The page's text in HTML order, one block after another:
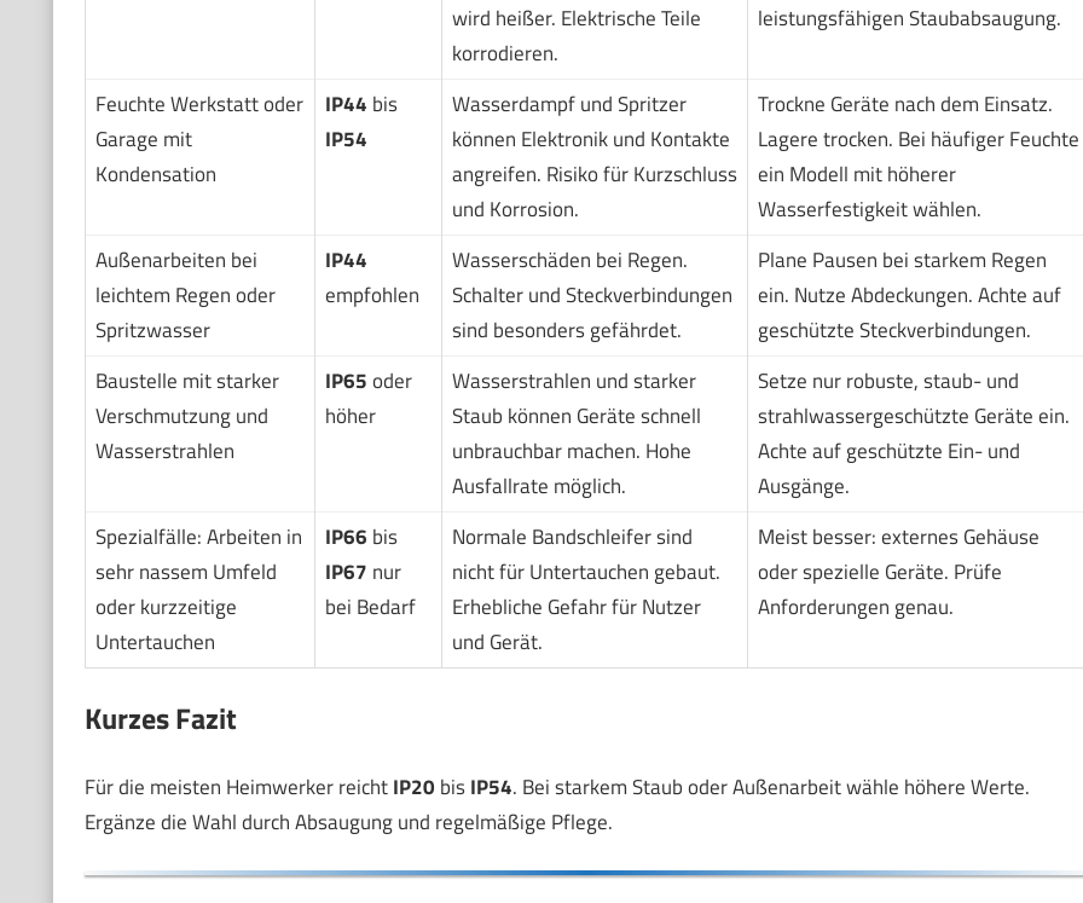
wird heißer. Elektrische Teile
korrodieren.
leistungsfähigen Staubabsaugung.
Feuchte Werkstatt oder
Garage mit
Kondensation
IP44 bis
IP54
Wasserdampf und Spritzer
können Elektronik und Kontakte
angreifen. Risiko für Kurzschluss
und Korrosion.
Trockne Geräte nach dem Einsatz.
Lagere trocken. Bei häufiger Feuchte
ein Modell mit höherer
Wasserfestigkeit wählen.
Außenarbeiten bei
leichtem Regen oder
Spritzwasser
IP44
empfohlen
Wasserschäden bei Regen.
Schalter und Steckverbindungen
sind besonders gefährdet.
Plane Pausen bei starkem Regen
ein. Nutze Abdeckungen. Achte auf
geschützte Steckverbindungen.
Baustelle mit starker
Verschmutzung und
Wasserstrahlen
IP65oder
höher
Wasserstrahlen und starker
Staub können Geräte schnell
unbrauchbar machen. Hohe
Ausfallrate möglich.
Setze nur robuste, staub- und
strahlwassergeschützte Geräte ein.
Achte auf geschützte Ein- und
Ausgänge.
Spezialfälle: Arbeiten in
sehr nassem Umfeld
oder kurzzeitige
Untertauchen
IP66 bis
IP67 nur
bei Bedarf
Normale Bandschleifer sind
nicht für Untertauchen gebaut.
Erhebliche Gefahr für Nutzer
und Gerät.
Meist besser: externes Gehäuse
oder spezielle Geräte. Prüfe
Anforderungen genau.
Kurzes Fazit
Für die meisten Heimwerker reichtIP20 bisIP54. Bei starkem Staub oder Außenarbeit wähle höhere Werte.
Ergänze die Wahl durch Absaugung und regelmäßige Pflege.